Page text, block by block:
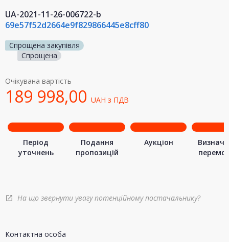
UA-2021-11-26-006722-b
69e57f52d2664e9f829866445e8cff80
Спрощена закупівля
Спрощена
Очікувана вартість
189 998,00 UAH з ПДВ
Період
уточнень
Подання
пропозицій
Аукціон
open_in_new На що звернути увагу потенційному постачальнику?
Контактна особа